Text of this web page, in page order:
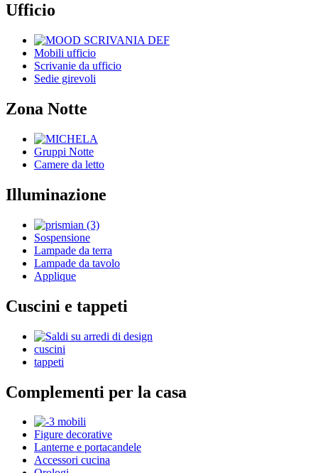
Ufficio
Mobili ufficio
Scrivanie da ufficio
Sedie girevoli
Zona Notte
Gruppi Notte
Camere da letto
Illuminazione
Sospensione
Lampade da terra
Lampade da tavolo
Applique
Cuscini e tappeti
cuscini
tappeti
Complementi per la casa
Figure decorative
Lanterne e portacandele
Accessori cucina